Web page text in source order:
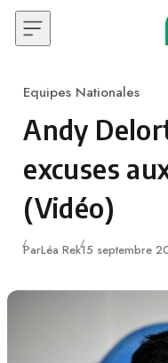
Skip to content
Category
Equipes Nationales
Andy
excuses
(Vidéo)
ParLéa RekPublié
15 septembre